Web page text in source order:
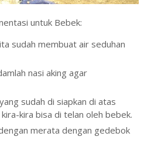
untuk Bebek:
sudah membuat air seduhan
nasi aking agar
sudah di siapkan di atas
kira bisa di telan oleh bebek.
merata dengan gedebok